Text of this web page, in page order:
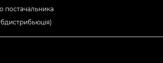
постачальника